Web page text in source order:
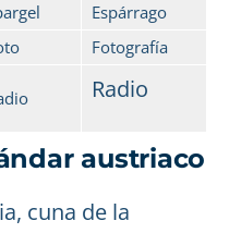
Espárrago
Fotografía
Radio
austriaco
cuna de la